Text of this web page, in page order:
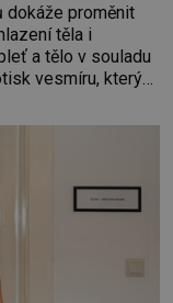
dokáže proměnit
těla i
a tělo v souladu
vesmíru, který
ve znamení Berana,